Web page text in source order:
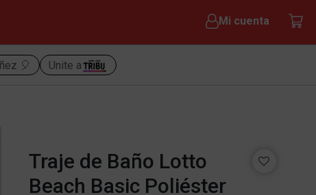
Mi cuenta
🎈 Unite a
Traje de Baño Lotto
Beach Basic Poliéster